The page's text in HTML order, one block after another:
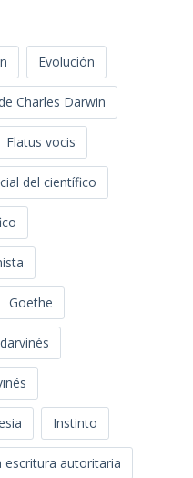
Evolución
Charles Darwin
Flatus vocis
del científico
Goethe
Instinto
escritura autoritaria